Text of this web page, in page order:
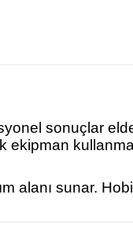
sonuçlar
ekipman
alanı sunar.